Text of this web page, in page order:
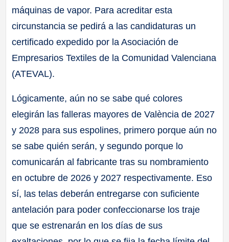
máquinas de vapor. Para acreditar esta
circunstancia se pedirá a las candidaturas un
certificado expedido por la Asociación de
Empresarios Textiles de la Comunidad Valenciana
(ATEVAL).
Lógicamente, aún no se sabe qué colores
elegirán las falleras mayores de València de 2027
y 2028 para sus espolines, primero porque aún no
se sabe quién serán, y segundo porque lo
comunicarán al fabricante tras su nombramiento
en octubre de 2026 y 2027 respectivamente. Eso
sí, las telas deberán entregarse con suficiente
antelación para poder confeccionarse los traje
que se estrenarán en los días de sus